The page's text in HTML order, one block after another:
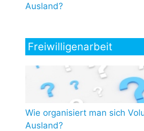
Ausland?
Freiwilligenarbeit
Wie organisiert man sich
Ausland?